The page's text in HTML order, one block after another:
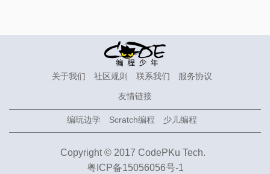
关于我们 社区规则 联系我们 服务协议
友情链接
编玩边学 Scratch编程 少儿编程
Copyright © 2017 CodePKu Tech.
粤ICP备15056056号-1